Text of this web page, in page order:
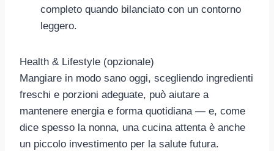
completo quando bilanciato con un contorno
leggero.
Health & Lifestyle (opzionale)
Mangiare in modo sano oggi, scegliendo ingredienti
freschi e porzioni adeguate, può aiutare a
mantenere energia e forma quotidiana — e, come
dice spesso la nonna, una cucina attenta è anche
un piccolo investimento per la salute futura.